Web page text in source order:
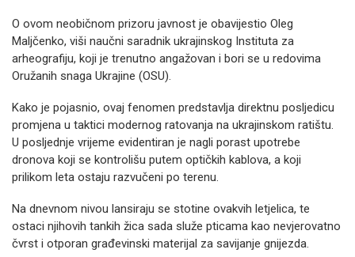
O ovom neobičnom prizoru javnost je obavijestio Oleg
Maljčenko, viši naučni saradnik ukrajinskog Instituta za
arheografiju, koji je trenutno angažovan i bori se u redovima
Oružanih snaga Ukrajine (OSU).
Kako je pojasnio, ovaj fenomen predstavlja direktnu posljedicu
promjena u taktici modernog ratovanja na ukrajinskom ratištu.
U posljednje vrijeme evidentiran je nagli porast upotrebe
dronova koji se kontrolišu putem optičkih kablova, a koji
prilikom leta ostaju razvučeni po terenu.
Na dnevnom nivou lansiraju se stotine ovakvih letjelica, te
ostaci njihovih tankih žica sada služe pticama kao nevjerovatno
čvrst i otporan građevinski materijal za savijanje gnijezda.